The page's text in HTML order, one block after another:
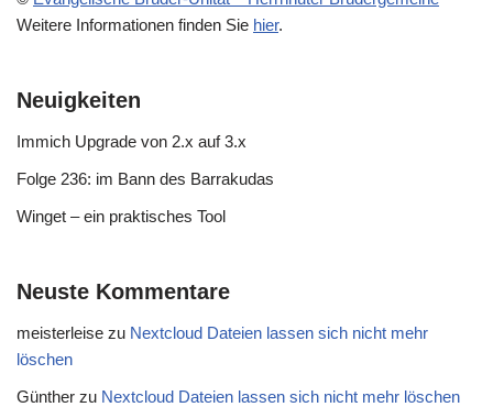
Weitere Informationen finden Sie hier.
Neuigkeiten
Immich Upgrade von 2.x auf 3.x
Folge 236: im Bann des Barrakudas
Winget – ein praktisches Tool
Neuste Kommentare
meisterleise zu Nextcloud Dateien lassen sich nicht mehr
löschen
Günther zu Nextcloud Dateien lassen sich nicht mehr löschen